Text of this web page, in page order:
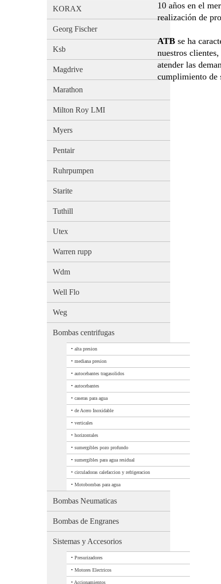
KORAX
Georg Fischer
Ksb
Magdrive
Marathon
Milton Roy LMI
Myers
Pentair
Ruhrpumpen
Starite
Tuthill
Utex
Warren rupp
Wdm
Well Flo
Weg
Bombas centrifugas
• alta presion
• mediana presion
• autocebantes tragasolidos
• autocebantes
• caseras para agua
• de Acero Inoxidable
• verticales
• horizontales
• sumergibles pozo profundo
• sumergibles para agua residual
• circuladoras calefaccion y refrigeracion
• Motobombas para agua
Bombas Neumaticas
Bombas de Engranes
Sistemas y Accesorios
• Presurizadores
• Motores Electricos
• Accionamientos
10 años en el
realización de
ATB se ha
nuestros
atender las
cumplimiento de